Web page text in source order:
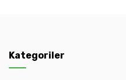
Kategoriler